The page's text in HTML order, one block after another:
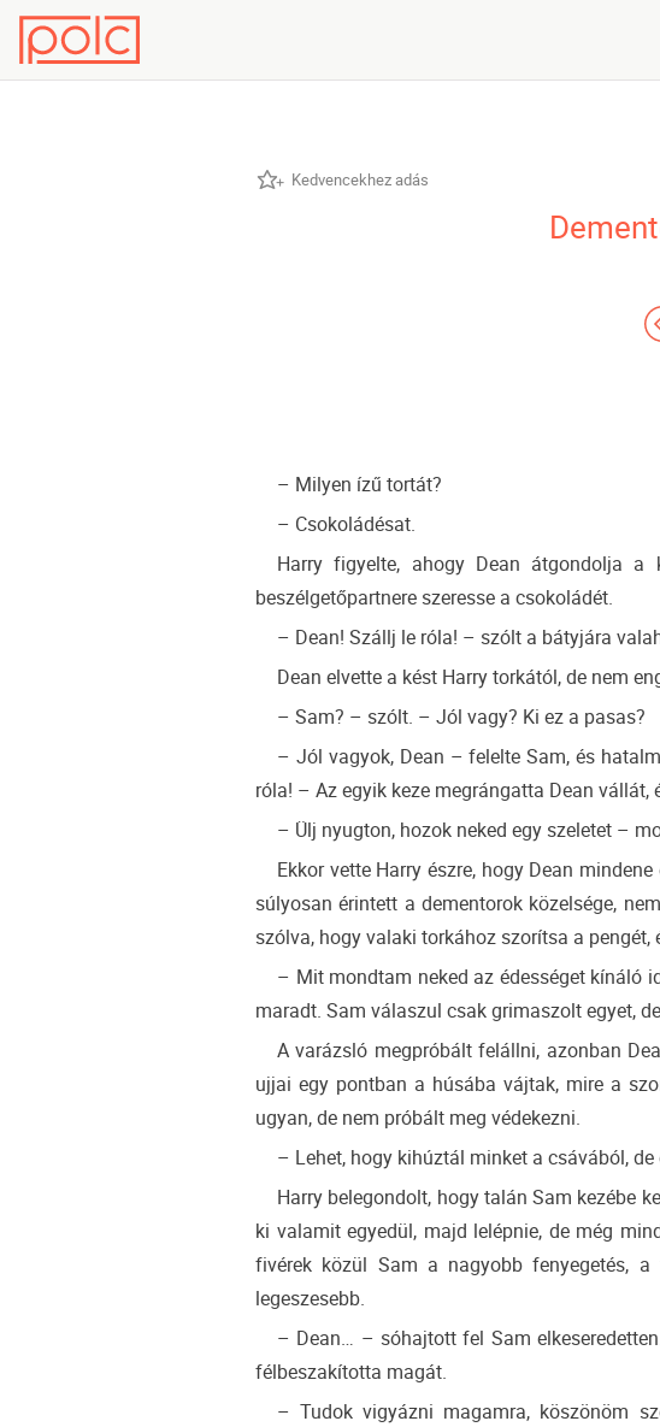
Kedvencekhez adás
– Milyen ízű tortát?
– Csokoládésat.
Harry figyelte, ahogy Dean átgondolja
beszélgetőpartnere szeresse a csokoládét.
– Dean! Szállj le róla! – szólt a bátyjára
Dean elvette a kést Harry torkától, de nem
– Sam? – szólt. – Jól vagy? Ki ez a pasas?
– Jól vagyok, Dean – felelte Sam, és
róla! – Az egyik keze megrángatta Dean
– Ülj nyugton, hozok neked egy szeletet –
Ekkor vette Harry észre, hogy Dean
súlyosan érintett a dementorok közelsége,
szólva, hogy valaki torkához szorítsa a pengét,
– Mit mondtam neked az édességet kínáló
maradt. Sam válaszul csak grimaszolt egyet,
A varázsló megpróbált felállni, azonban
ujjai egy pontban a húsába vájtak, mire a
ugyan, de nem próbált meg védekezni.
– Lehet, hogy kihúztál minket a csávából,
Harry belegondolt, hogy talán Sam kezébe
ki valamit egyedül, majd lelépnie, de még
fivérek közül Sam a nagyobb fenyegetés,
legeszesebb.
– Dean… – sóhajtott fel Sam
félbeszakította magát.
– Tudok vigyázni magamra, köszönöm